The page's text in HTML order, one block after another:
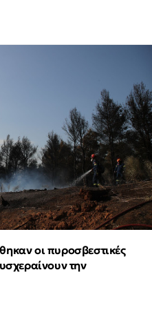
οι πυροσβεστικές
την